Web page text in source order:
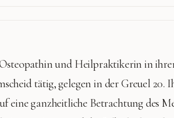
und Heilpraktikerin in
tätig, gelegen in der Greuel 20.
eine ganzheitliche Betrachtung des